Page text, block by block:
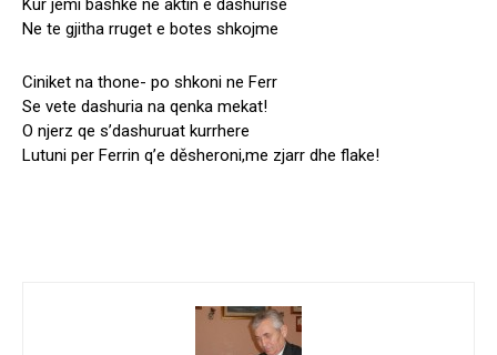
Kur jemi bashke ne aktin e dashurise
Ne te gjitha rruget e botes shkojme
Ciniket na thone- po shkoni ne Ferr
Se vete dashuria na qenka mekat!
O njerz qe s’dashuruat kurrhere
Lutuni per Ferrin q’e děsheroni,me zjarr dhe flake!